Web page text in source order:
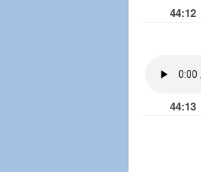
44:12
44:13